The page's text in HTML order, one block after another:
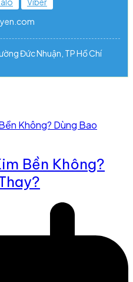
Đức Nhuận, TP Hồ Chí
Bền Không?